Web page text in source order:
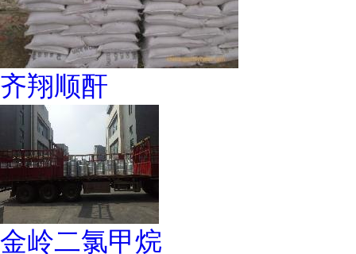
齐翔顺酐
金岭二氯甲烷